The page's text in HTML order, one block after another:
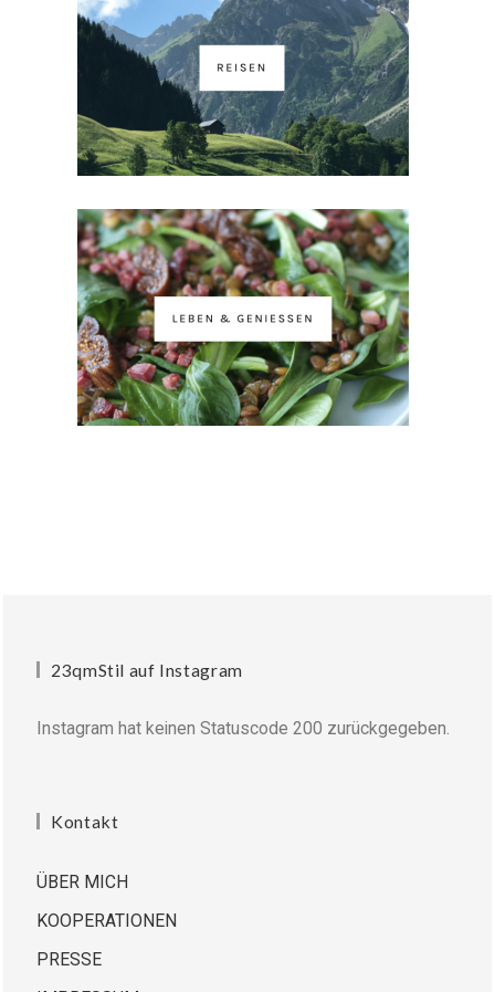
23qmStil auf Instagram
Instagram hat keinen Statuscode 200 zurückgegeben.
Kontakt
ÜBER MICH
KOOPERATIONEN
PRESSE